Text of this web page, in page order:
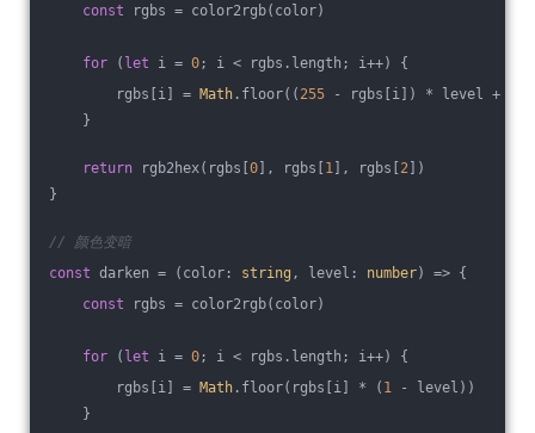
const rgbs = color2rgb(color)
for ( let i = 0; i < rgbs.length; i++) {
rgbs[i] = Math .floor(( 255 - rgbs[i]) * level +
}
return rgb2hex(rgbs[0], rgbs[1], rgbs[2])
}
// 颜色变暗
const darken = ( color: string , level: number) => {
const rgbs = color2rgb(color)
for ( let i = 0; i < rgbs.length; i++) {
rgbs[i] = Math .floor(rgbs[i] * ( 1 - level))
}